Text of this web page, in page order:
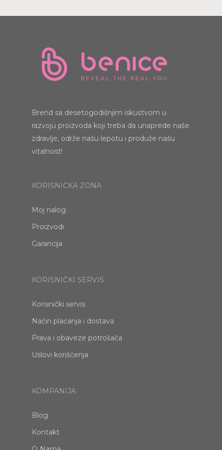
Brend sa desetogodišnjim iskustvom u
razvoju proizvoda koji treba da unaprede naše
zdravlje, održe našu lepotu i produže našu
vitalnost!
KORISNIČKA ZONA
Moj nalog
Proizvodi
Garancija
KORISNIČKI SERVIS
Korisnički servis
Način plaćanja i dostava
Prava i obaveze potrošača
Uslovi korišćenja
KOMPANIJA
Blog
Kontakt